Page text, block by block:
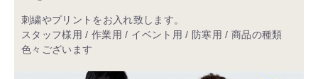
刺繍やプリントをお入れ致します。
スタッフ様用 / 作業用 / イベント用 / 防寒用 / 商品の種類
色々ございます